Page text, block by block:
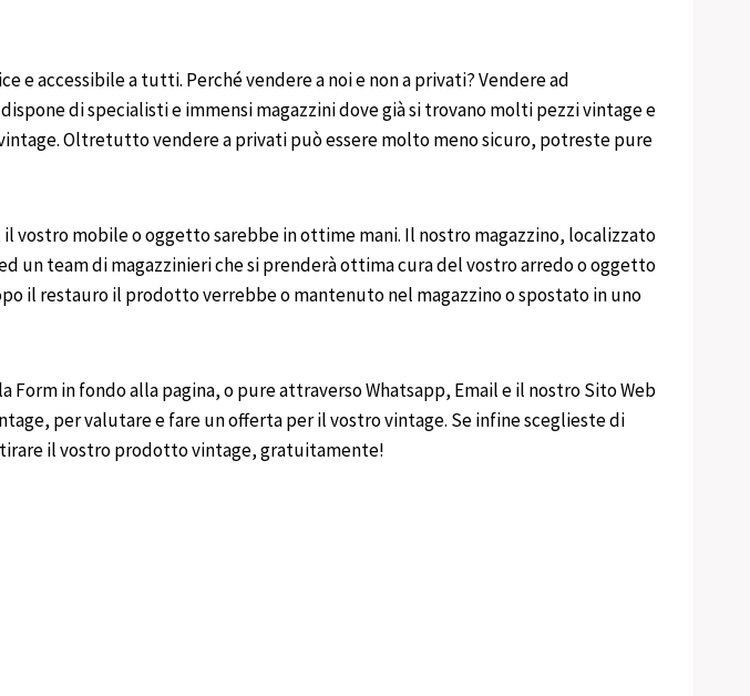
e accessibile a tutti. Perché vendere a noi e non a privati? Vendere ad
di specialisti e immensi magazzini dove già si trovano molti pezzi vintage e
Oltretutto vendere a privati può essere molto meno sicuro, potreste pure
il vostro mobile o oggetto sarebbe in ottime mani. Il nostro magazzino, localizzato
un team di magazzinieri che si prenderà ottima cura del vostro arredo o oggetto
il restauro il prodotto verrebbe o mantenuto nel magazzino o spostato in uno
in fondo alla pagina, o pure attraverso Whatsapp, Email e il nostro Sito Web
per valutare e fare un offerta per il vostro vintage. Se infine sceglieste di
il vostro prodotto vintage, gratuitamente!